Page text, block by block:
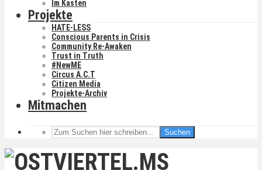
Im Kasten
Projekte
HATE-LESS
Conscious Parents in Crisis
Community Re-Awaken
Trust in Truth
#NewME
Circus A.C.T
Citizen Media
Projekte-Archiv
Mitmachen
Suchen